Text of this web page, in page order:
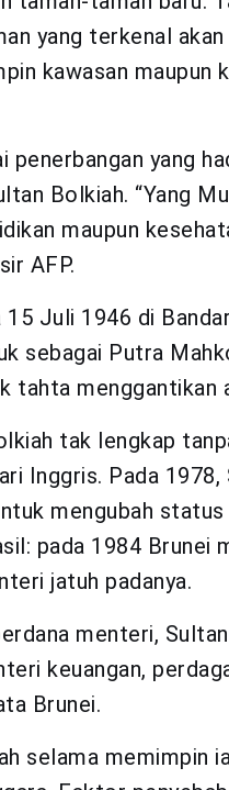
yang terkenal
kawasan
penerbangan yang
Bolkiah. “Yang
maupun
AFP.
Juli 1946 di
sebagai Putra
tahta menggantikan
tak lengkap
Inggris. Pada
mengubah
pada 1984 Brunei
jatuh padanya.
menteri,
keuangan,
Brunei.
selama memimpin